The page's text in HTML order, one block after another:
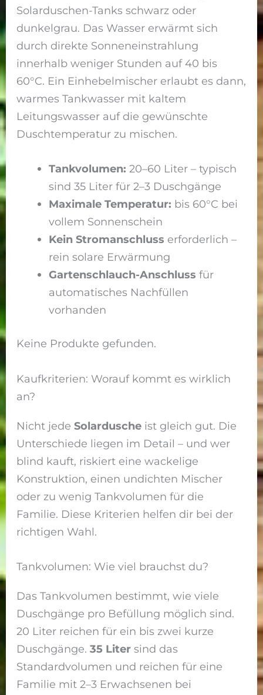
Solarduschen-Tanks schwarz oder
dunkelgrau. Das Wasser erwärmt sich
durch direkte Sonneneinstrahlung
innerhalb weniger Stunden auf 40 bis
60°C. Ein Einhebelmischer erlaubt es dann,
warmes Tankwasser mit kaltem
Leitungswasser auf die gewünschte
Duschtemperatur zu mischen.
Tankvolumen: 20–60 Liter – typisch
sind 35 Liter für 2–3 Duschgänge
Maximale Temperatur: bis 60°C bei
vollem Sonnenschein
Kein Stromanschluss erforderlich –
rein solare Erwärmung
Gartenschlauch-Anschluss für
automatisches Nachfüllen
vorhanden
Keine Produkte gefunden.
Kaufkriterien: Worauf kommt es wirklich
an?
Nicht jedeSolardusche ist gleich gut. Die
Unterschiede liegen im Detail – und wer
blind kauft, riskiert eine wackelige
Konstruktion, einen undichten Mischer
oder zu wenig Tankvolumen für die
Familie. Diese Kriterien helfen dir bei der
richtigen Wahl.
Tankvolumen: Wie viel brauchst du?
Das Tankvolumen bestimmt, wie viele
Duschgänge pro Befüllung möglich sind.
20 Liter reichen für ein bis zwei kurze
Duschgänge.35 Liter sind das
Standardvolumen und reichen für eine
Familie mit 2–3 Erwachsenen bei